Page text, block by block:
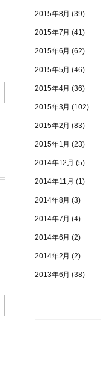
2015年8月 (39)
2015年7月 (41)
2015年6月 (62)
2015年5月 (46)
2015年4月 (36)
2015年3月 (102)
2015年2月 (83)
2015年1月 (23)
2014年12月 (5)
2014年11月 (1)
2014年8月 (3)
2014年7月 (4)
2014年6月 (2)
2014年2月 (2)
2013年6月 (38)